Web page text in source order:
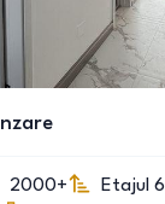
2000+ Etajul 6